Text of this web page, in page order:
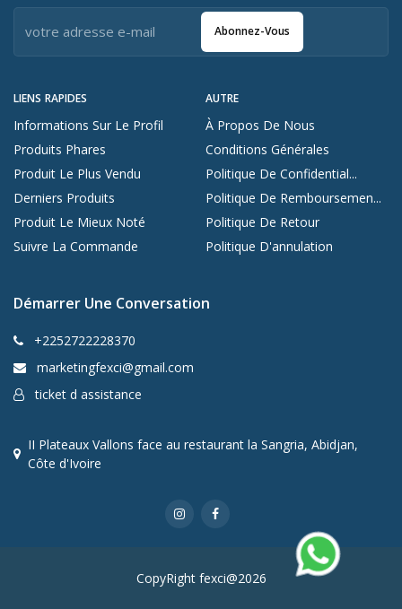
LIENS RAPIDES
Informations Sur Le Profil
Produits Phares
Produit Le Plus Vendu
Derniers Produits
Produit Le Mieux Noté
Suivre La Commande
AUTRE
À Propos De Nous
Conditions Générales
Politique De Confidential...
Politique De Remboursemen...
Politique De Retour
Politique D'annulation
Abonnez-Vous
Démarrer Une Conversation
+2252722228370
marketingfexci@gmail.com
ticket d assistance
II Plateaux Vallons face au restaurant la Sangria, Abidjan,
Côte d'Ivoire
CopyRight fexci@2026